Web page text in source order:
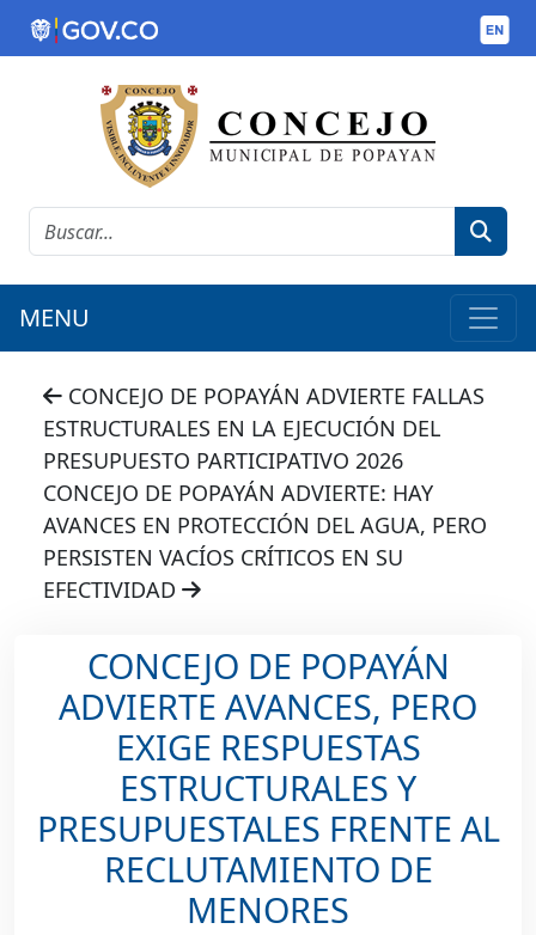
MENU
CONCEJO DE POPAYÁN ADVIERTE FALLAS
ESTRUCTURALES EN LA EJECUCIÓN DEL
PRESUPUESTO PARTICIPATIVO 2026
CONCEJO DE POPAYÁN ADVIERTE: HAY
AVANCES EN PROTECCIÓN DEL AGUA, PERO
PERSISTEN VACÍOS CRÍTICOS EN SU
EFECTIVIDAD
CONCEJO DE POPAYÁN
ADVIERTE AVANCES, PERO
EXIGE RESPUESTAS
ESTRUCTURALES Y
PRESUPUESTALES FRENTE AL
RECLUTAMIENTO DE
MENORES